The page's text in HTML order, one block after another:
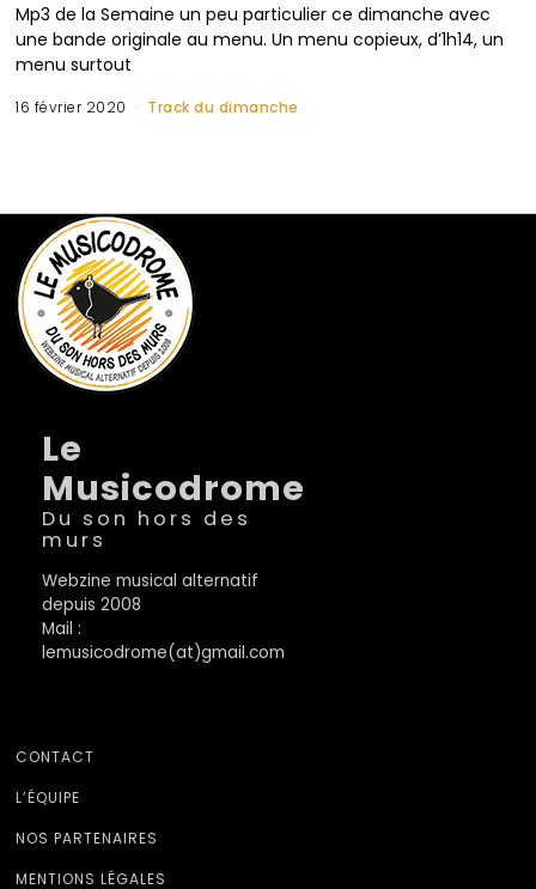
Mp3 de la Semaine un peu particulier ce dimanche avec
une bande originale au menu. Un menu copieux, d’1h14, un
menu surtout
16 février 2020 Track du dimanche
Le
Musicodrome
Du son hors des
murs
Webzine musical alternatif
depuis 2008
Mail :
lemusicodrome(at)gmail.com
CONTACT
L’ÉQUIPE
NOS PARTENAIRES
MENTIONS LÉGALES